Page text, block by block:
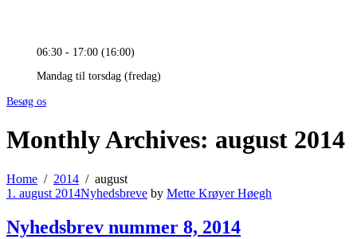
06:30 - 17:00 (16:00)
Mandag til torsdag (fredag)
Besøg os
Monthly Archives: august 2014
Home 2014
august
1. august 2014Nyhedsbreve by Mette Krøyer Høegh
Nyhedsbrev nummer 8, 2014